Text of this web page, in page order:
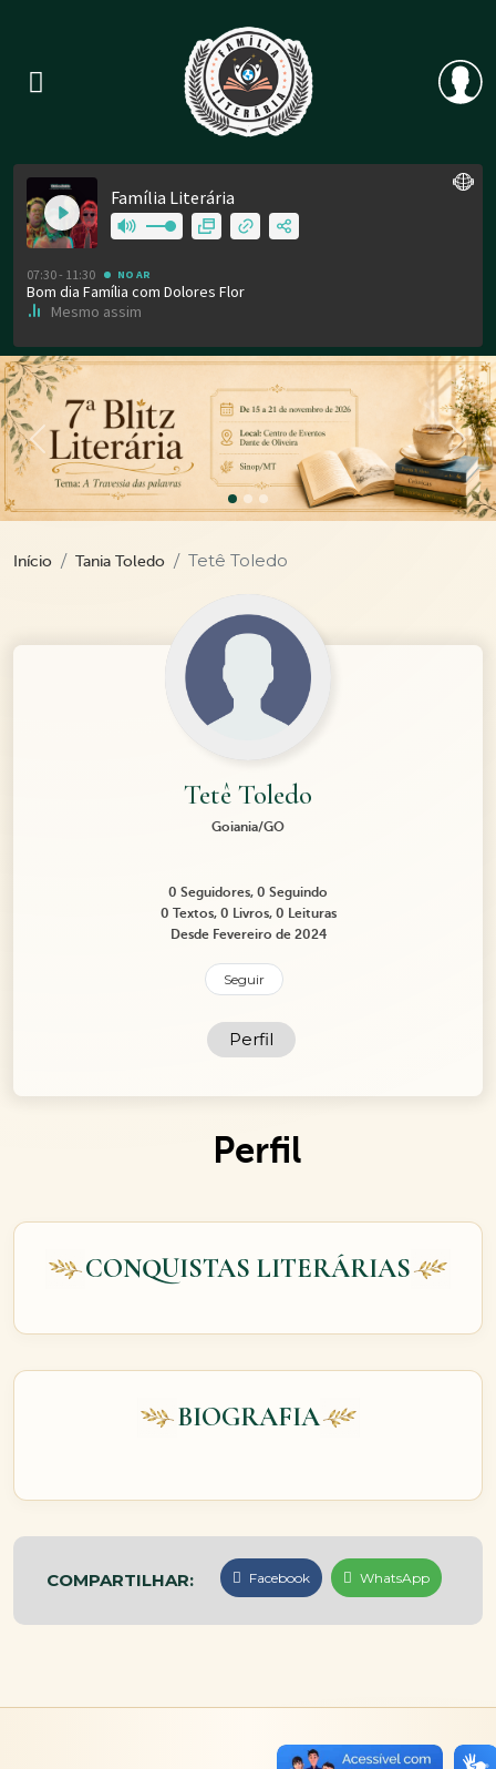
Previous
Início Tania Toledo Tetê Toledo
Tetê Toledo
Goiania/GO
0 Seguidores, 0 Seguindo
0 Textos, 0 Livros, 0 Leituras
Desde Fevereiro de 2024
Seguir
Perfil
Perfil
CONQUISTAS LITERÁRIAS
BIOGRAFIA
COMPARTILHAR: Facebook WhatsApp